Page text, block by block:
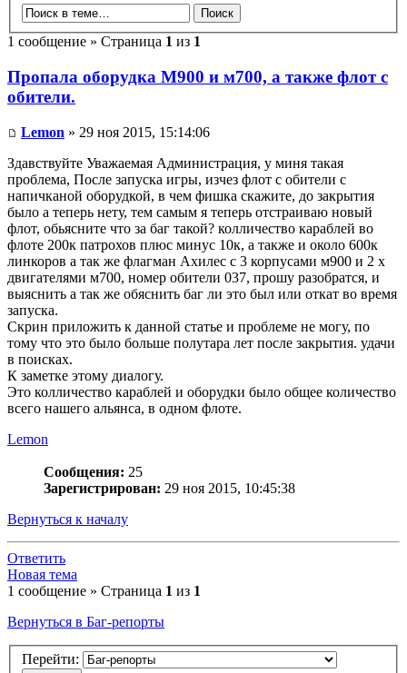
1 сообщение » Страница 1 из 1
Пропала оборудка М900 и м700, а также флот с
обители.
Lemon » 29 ноя 2015, 15:14:06
Здавствуйте Уважаемая Администрация, у миня такая
проблема, После запуска игры, изчез флот с обители с
напичканой оборудкой, в чем фишка скажите, до закрытия
было а теперь нету, тем самым я теперь отстраиваю новый
флот, обьясните что за баг такой? колличество караблей во
флоте 200к патрохов плюс минус 10к, а также и около 600к
линкоров а так же флагман Ахилес с 3 корпусами м900 и 2 х
двигателями м700, номер обители 037, прошу разобратся, и
выяснить а так же обяснить баг ли это был или откат во время
запуска.
Скрин приложить к данной статье и проблеме не могу, по
тому что это было больше полутара лет после закрытия. удачи
в поисках.
К заметке этому диалогу.
Это колличество караблей и оборудки было общее количество
всего нашего альянса, в одном флоте.
Lemon
Сообщения: 25
Зарегистрирован: 29 ноя 2015, 10:45:38
Вернуться к началу
Ответить
Новая тема
1 сообщение » Страница 1 из 1
Вернуться в Баг-репорты
Перейти: